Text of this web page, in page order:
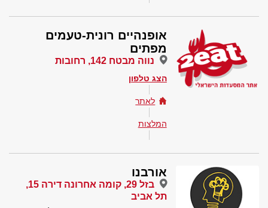
אופנהיים רונית-טעמים
מפתים
נווה מבטח 142, רחובות
הצג טלפון
לאתר
המלצות
אורבנו
בזל 29, קומה אחרונה דירה 15,
תל אביב